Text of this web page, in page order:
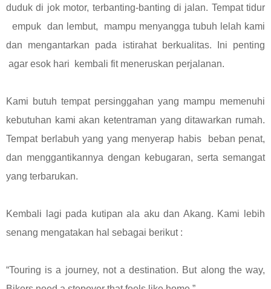
duduk di jok motor, terbanting-banting di jalan. Tempat tidur
empuk dan lembut, mampu menyangga tubuh lelah kami
dan mengantarkan pada istirahat berkualitas. Ini penting
agar esok hari kembali fit meneruskan perjalanan.
Kami butuh tempat persinggahan yang mampu memenuhi
kebutuhan kami akan ketentraman yang ditawarkan rumah.
Tempat berlabuh yang yang menyerap habis beban penat,
dan menggantikannya dengan kebugaran, serta semangat
yang terbarukan.
Kembali lagi pada kutipan ala aku dan Akang. Kami lebih
senang mengatakan hal sebagai berikut :
“Touring is a journey, not a destination. But along the way,